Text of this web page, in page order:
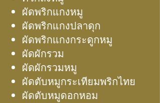
ผัดพริกแกงหมู
ผัดพริกแกงปลาดุก
ผัดพริกแกงกระดูกหมู
ผัดผักรวม
ผัดผักรวมหมู
ผัดตับหมูกระเทียมพริกไทย
ผัดตับหมูดอกหอม